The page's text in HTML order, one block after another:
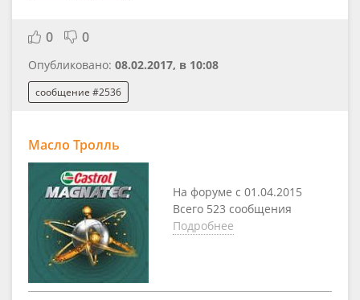
0 0
Опубликовано: 08.02.2017, в 10:08
сообщение #2536
Масло Тролль
На форуме с 01.04.2015
Всего 523 сообщения
Подробнее